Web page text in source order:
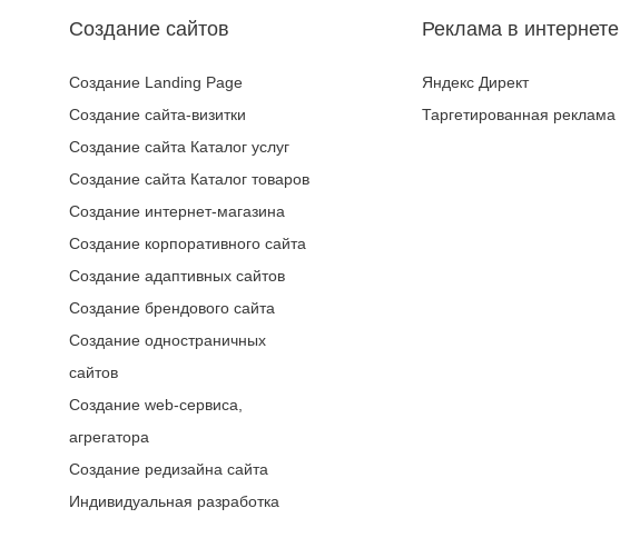
Создание сайтов
Создание Landing Page
Создание сайта-визитки
Создание сайта Каталог услуг
Создание сайта Каталог товаров
Создание интернет-магазина
Создание корпоративного сайта
Создание адаптивных сайтов
Создание брендового сайта
Создание одностраничных
сайтов
Создание web-сервиса,
агрегатора
Создание редизайна сайта
Индивидуальная разработка
Реклама в интернете
Яндекс Директ
Таргетированная реклама